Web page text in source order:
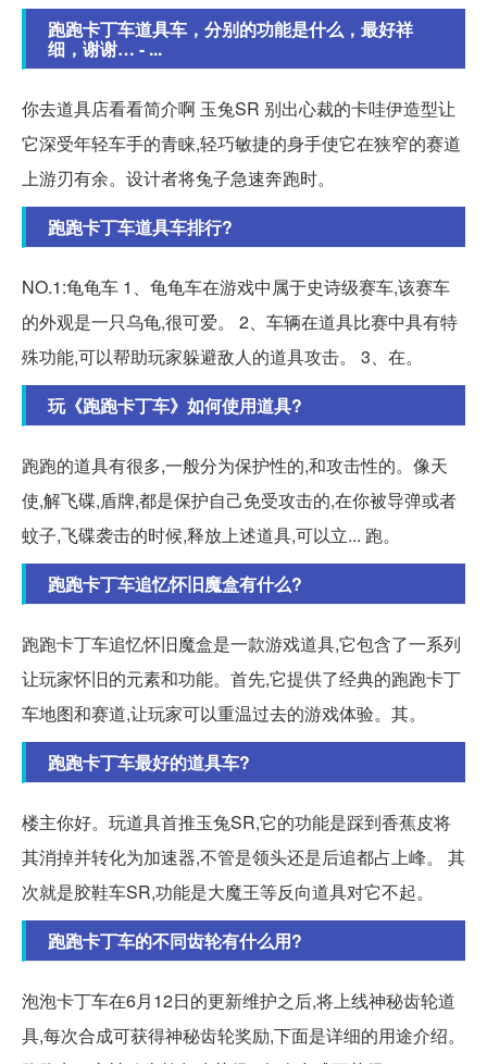
跑跑卡丁车道具车，分别的功能是什么，最好祥
细，谢谢… - ...
你去道具店看看简介啊 玉兔SR 别出心裁的卡哇伊造型让
它深受年轻车手的青睐,轻巧敏捷的身手使它在狭窄的赛道
上游刃有余。设计者将兔子急速奔跑时。
跑跑卡丁车道具车排行?
NO.1:龟龟车 1、龟龟车在游戏中属于史诗级赛车,该赛车
的外观是一只乌龟,很可爱。 2、车辆在道具比赛中具有特
殊功能,可以帮助玩家躲避敌人的道具攻击。 3、在。
玩《跑跑卡丁车》如何使用道具?
跑跑的道具有很多,一般分为保护性的,和攻击性的。像天
使,解飞碟,盾牌,都是保护自己免受攻击的,在你被导弹或者
蚊子,飞碟袭击的时候,释放上述道具,可以立... 跑。
跑跑卡丁车追忆怀旧魔盒有什么?
跑跑卡丁车追忆怀旧魔盒是一款游戏道具,它包含了一系列
让玩家怀旧的元素和功能。首先,它提供了经典的跑跑卡丁
车地图和赛道,让玩家可以重温过去的游戏体验。其。
跑跑卡丁车最好的道具车?
楼主你好。玩道具首推玉兔SR,它的功能是踩到香蕉皮将
其消掉并转化为加速器,不管是领头还是后追都占上峰。 其
次就是胶鞋车SR,功能是大魔王等反向道具对它不起。
跑跑卡丁车的不同齿轮有什么用?
泡泡卡丁车在6月12日的更新维护之后,将上线神秘齿轮道
具,每次合成可获得神秘齿轮奖励,下面是详细的用途介绍。